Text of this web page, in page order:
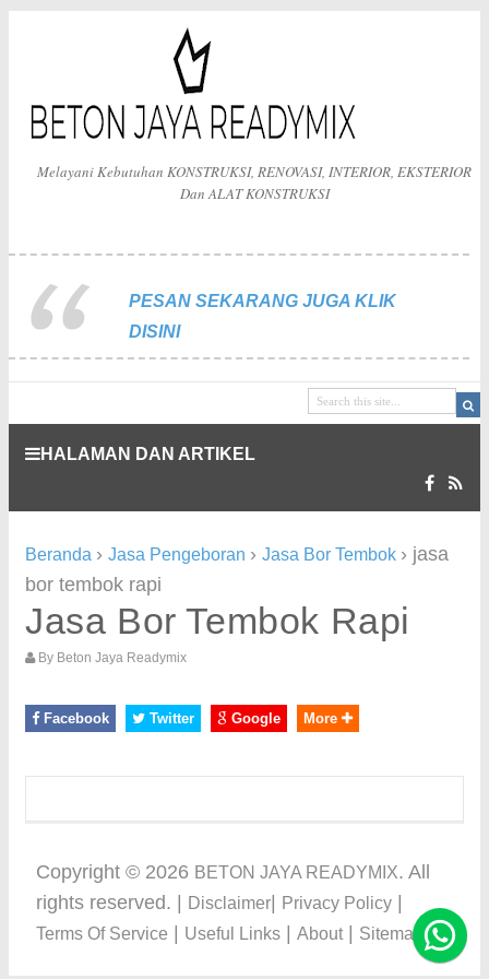
Melayani Kebutuhan KONSTRUKSI, RENOVASI, INTERIOR, EKSTERIOR
Dan ALAT KONSTRUKSI
PESAN SEKARANG JUGA KLIK
DISINI
HALAMAN DAN ARTIKEL
Beranda › Jasa Pengeboran › Jasa Bor Tembok › jasa
bor tembok rapi
Jasa Bor Tembok Rapi
By Beton Jaya Readymix
Facebook Twitter Google More
Copyright © 2026 BETON JAYA READYMIX. All
rights reserved. |
Disclaimer Privacy Policy
Terms Of Service Useful Links About| Sitemap